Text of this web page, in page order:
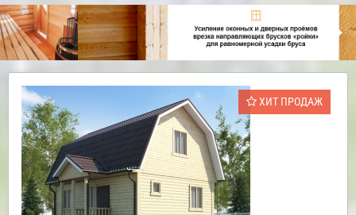
ХИТ ПРОДАЖ